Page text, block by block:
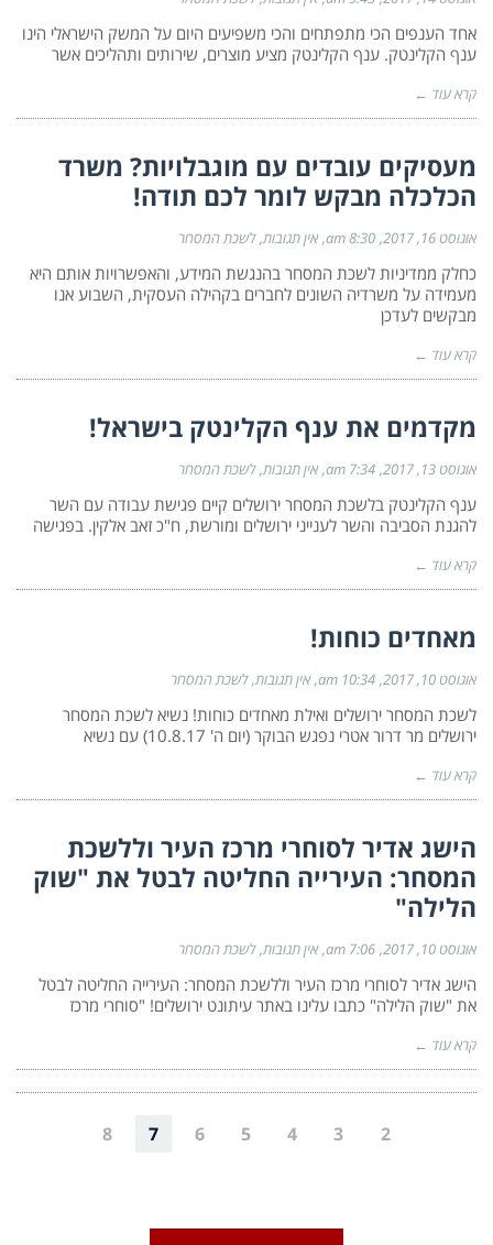
אחד הענפים הכי מתפתחים והכי משפיעים היום על המשק הישראלי הינו
ענף הקלינטק. ענף הקלינטק מציע מוצרים, שירותים ותהליכים אשר
קרא עוד ←
מעסיקים עובדים עם מוגבלויות? משרד
הכלכלה מבקש לומר לכם תודה!
אוגוסט 16, 2017 8:30 am אין תגובות לשכת המסחר
כחלק ממדיניות לשכת המסחר בהנגשת המידע, והאפשרויות אותם היא
מעמידה על משרדיה השונים לחברים בקהילה העסקית, השבוע אנו
מבקשים לעדכן
קרא עוד ←
מקדמים את ענף הקלינטק בישראל!
אוגוסט 13, 2017 7:34 am אין תגובות לשכת המסחר
ענף הקלינטק בלשכת המסחר ירושלים קיים פגישת עבודה עם השר
להגנת הסביבה והשר לענייני ירושלים ומורשת, ח"כ זאב אלקין. בפגישה
קרא עוד ←
מאחדים כוחות!
אוגוסט 10, 2017 10:34 am אין תגובות לשכת המסחר
לשכת המסחר ירושלים ואילת מאחדים כוחות! נשיא לשכת המסחר
ירושלים מר דרור אטרי נפגש הבוקר (יום ה' 10.8.17) עם נשיא
קרא עוד ←
הישג אדיר לסוחרי מרכז העיר וללשכת
המסחר: העירייה החליטה לבטל את "שוק
הלילה"
אוגוסט 10, 2017 7:06 am אין תגובות לשכת המסחר
הישג אדיר לסוחרי מרכז העיר וללשכת המסחר: העירייה החליטה לבטל
את "שוק הלילה" כתבו עלינו באתר עיתונט ירושלים! "סוחרי מרכז
קרא עוד ←
2
3
4
5
6
7
8